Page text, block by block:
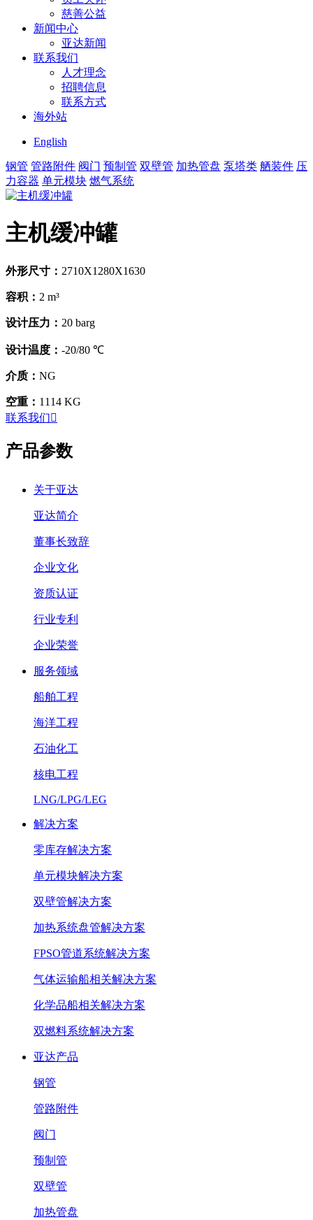
慈善公益
新闻中心
亚达新闻
联系我们
人才理念
招聘信息
联系方式
海外站
English
钢管 管路附件 阀门 预制管 双壁管 加热管盘 泵塔类 舾装件 压
力容器 单元模块 燃气系统
主机缓冲罐
外形尺寸： 2710X1280X1630
容积： 2 m³
设计压力： 20 barg
设计温度： -20/80 ℃
介质： NG
空重： 1114 KG
联系我们
产品参数
关于亚达
亚达简介
董事长致辞
企业文化
资质认证
行业专利
企业荣誉
服务领域
船舶工程
海洋工程
石油化工
核电工程
LNG/LPG/LEG
解决方案
零库存解决方案
单元模块解决方案
双壁管解决方案
加热系统盘管解决方案
FPSO管道系统解决方案
气体运输船相关解决方案
化学品船相关解决方案
双燃料系统解决方案
亚达产品
钢管
管路附件
阀门
预制管
双壁管
加热管盘